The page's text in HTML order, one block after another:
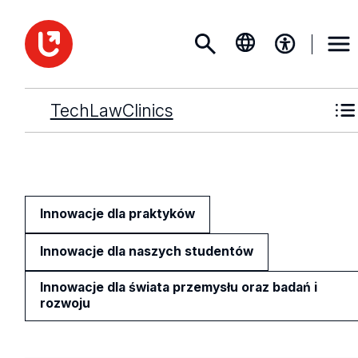
TechLawClinics
Innowacje dla praktyków
Innowacje dla naszych studentów
Innowacje dla świata przemysłu oraz badań i
rozwoju